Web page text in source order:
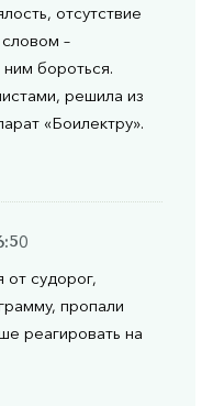
отсутствие
–
бороться.
решила из
«Боилектру».
от судорог,
пропали
реагировать на